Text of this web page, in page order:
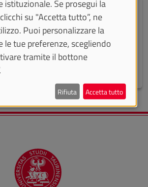
dell’Università e della Ricerca
Educative Transnazionali
del PNRR
istituzionale. Se prosegui la
su "Accetta tutto”, ne
Puoi personalizzare la
le tue preferenze, scegliendo
tramite il bottone
Rifiuta Accetta tutto